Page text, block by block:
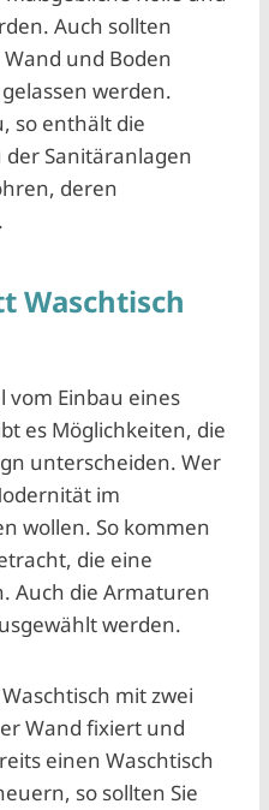
Auch sollten
und Boden
werden.
so enthält die
Sanitäranlagen
deren
Waschtisch
vom Einbau eines
es Möglichkeiten, die
unterscheiden. Wer
im
wollen. So kommen
die eine
Auch die Armaturen
werden.
mit zwei
Wand fixiert und
einen Waschtisch
so sollten Sie